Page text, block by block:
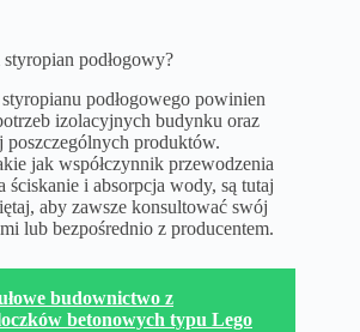
podłogowy?
podłogowego powinien
izolacyjnych budynku oraz
poszczególnych produktów.
jak współczynnik przewodzenia
ściskanie i absorpcja wody, są tutaj
aby zawsze konsultować swój
lub bezpośrednio z producentem.
budownictwo z
betonowych typu Lego